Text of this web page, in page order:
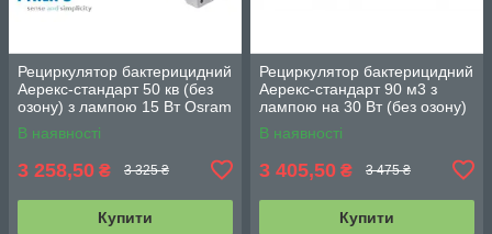
Рециркулятор бактерицидний
Аерекс-стандарт 50 кв (без
озону) з лампою 15 Вт Osram
+ шнур із виделкою
В наявності
3 258,50 ₴ 3 325 ₴
Купити
Рециркулятор бактерицидний
Аерекс-стандарт 90 м3 з
лампою на 30 Вт (без озону)
+ шнур із виделкою
В наявності
3 405,50 ₴ 3 475 ₴
Купити